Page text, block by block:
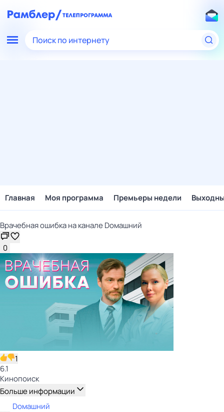
Поиск по интернету
Главная Моя программа Премьеры недели
Врачебная ошибка на канале Dомашний
0
1
6.1
Кинопоиск
Больше информации
Dомашний